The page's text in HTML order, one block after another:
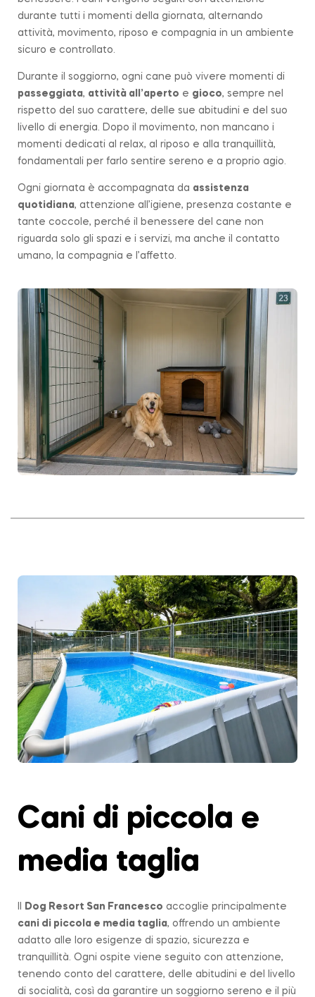
durante tutti i momenti della giornata, alternando
attività, movimento, riposo e compagnia in un ambiente
sicuro e controllato.
Durante il soggiorno, ogni cane può vivere momenti di
passeggiata, attività all’aperto e gioco, sempre nel
rispetto del suo carattere, delle sue abitudini e del suo
livello di energia. Dopo il movimento, non mancano i
momenti dedicati al relax, al riposo e alla tranquillità,
fondamentali per farlo sentire sereno e a proprio agio.
Ogni giornata è accompagnata da assistenza
quotidiana, attenzione all’igiene, presenza costante e
tante coccole, perché il benessere del cane non
riguarda solo gli spazi e i servizi, ma anche il contatto
umano, la compagnia e l’affetto.
Cani di piccola e
media taglia
Dog Resort San Francesco accoglie principalmente
cani di piccola e media taglia, offrendo un ambiente
adatto alle loro esigenze di spazio, sicurezza e
tranquillità. Ogni ospite viene seguito con attenzione,
tenendo conto del carattere, delle abitudini e del livello
di socialità, così da garantire un soggiorno sereno e il più